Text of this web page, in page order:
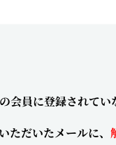
会員に登録されてい
だいたメールに、